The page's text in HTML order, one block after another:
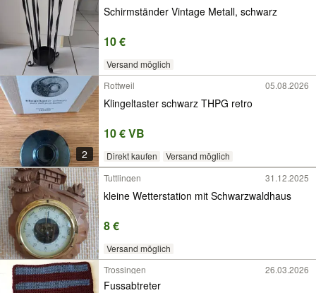
Schirmständer Vintage Metall, schwarz
10 €
Versand möglich
2
Rottweil 05.08.2026
Klingeltaster schwarz THPG retro
10 € VB
Direkt kaufen
Versand möglich
Tuttlingen
31.12.2025
kleine Wetterstation mit Schwarzwaldhaus
8 €
Versand möglich
Trossingen
26.03.2026
Fussabtreter